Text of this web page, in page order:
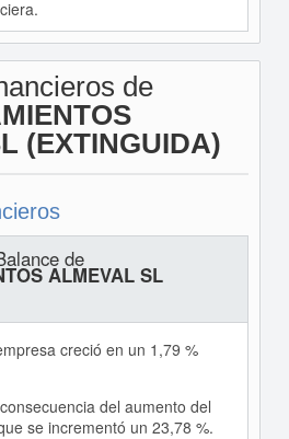
de
(EXTINGUIDA)
de
ALMEVAL SL
creció en un 1,79 %
del aumento del
se incrementó un 23,78 %.